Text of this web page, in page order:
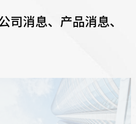
司消息、产品消息、